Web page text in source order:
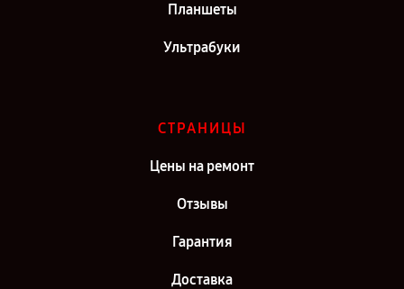
Планшеты
Ультрабуки
СТРАНИЦЫ
Цены на ремонт
Отзывы
Гарантия
Доставка